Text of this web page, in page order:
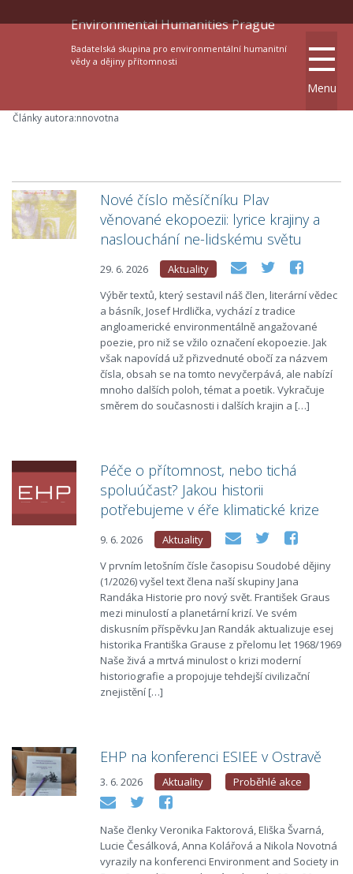
Environmental Humanities Prague
Badatelská skupina pro environmentální humanitní
vědy a dějiny přítomnosti
Nové číslo měsíčníku Plav
věnované ekopoezii: lyrice krajiny a
naslouchání ne-lidskému světu
29. 6. 2026
Aktuality
Výběr textů, který sestavil náš člen, literární vědec
a básník, Josef Hrdlička, vychází z tradice
angloamerické environmentálně angažované
poezie, pro niž se vžilo označení ekopoezie. Jak
však napovídá už přizvednuté obočí za názvem
čísla, obsah se na tomto nevyčerpává, ale nabízí
mnoho dalších poloh, témat a poetik. Vykračuje
směrem do současnosti i dalších krajin a […]
Péče o přítomnost, nebo tichá
spoluúčast? Jakou historii
potřebujeme v éře klimatické krize
9. 6. 2026
Aktuality
V prvním letošním čísle časopisu Soudobé dějiny
(1/2026) vyšel text člena naší skupiny Jana
Randáka Historie pro nový svět. František Graus
mezi minulostí a planetární krizí. Ve svém
diskusním příspěvku Jan Randák aktualizuje esej
historika Františka Grause z přelomu let 1968/1969
Naše živá a mrtvá minulost o krizi moderní
historiografie a propojuje tehdejší civilizační
znejistění […]
EHP na konferenci ESIEE v Ostravě
3. 6. 2026 Aktuality Proběhlé akce
Naše členky Veronika Faktorová, Eliška Švarná,
Lucie Česálková, Anna Kolářová a Nikola Novotná
vyrazily na konferenci Environment and Society in
Články autora:nnovotna
Menu